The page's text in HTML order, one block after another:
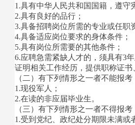
1.具有中华人民共和国国籍，遵守
2.具有良好的品行；
3.具备招聘岗位所需的专业或任
4.具备适应岗位要求的身体条件；
5.具有岗位所需要的其他条件；
6.应聘急需紧缺人才的，须具有3
证明相关工作经历，提供职称证书
（二）有下列情形之一者不能报考
1.现役军人；
2.在读的非应届毕业生。
（三）有下列情形之一者不得报考
1.受到党纪、政纪处分期限未满